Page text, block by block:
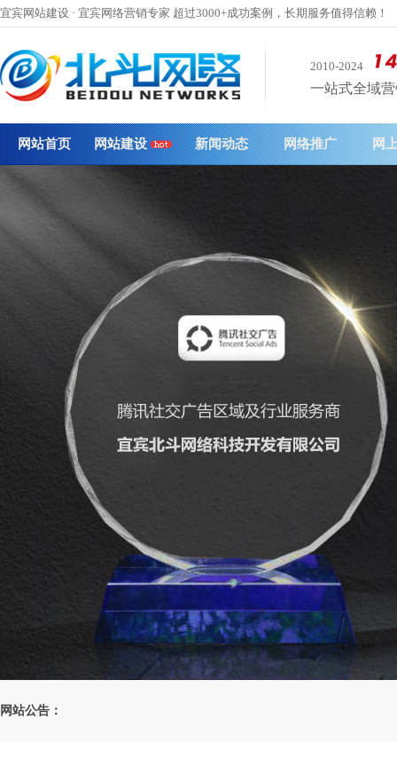
宜宾网站建设 · 宜宾网络营销专家 超过3000+成功案例，长期服务值得信赖！
2010-2024
一站式全域营
网站首页 网站建设 新闻动态 网络推广 网
网站公告：